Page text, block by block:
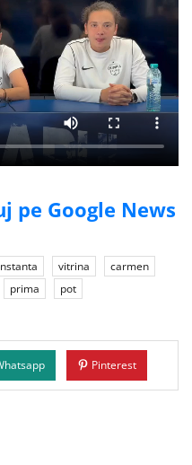
pe Google News
vitrina
carmen
prima pot
Pinterest